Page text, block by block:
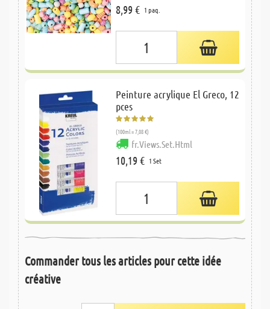
8,99 € 1 paq.
Peinture acrylique El Greco, 12
pces
(100ml = 7,08 €)
fr.Views.Set.Html
10,19 € 1 Set
Commander tous les articles pour cette idée
créative